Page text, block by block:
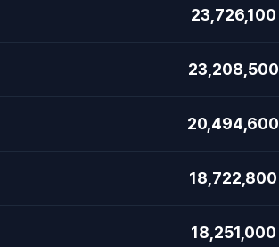
23,726,100
23,208,500
20,494,600
18,722,800
18,251,000